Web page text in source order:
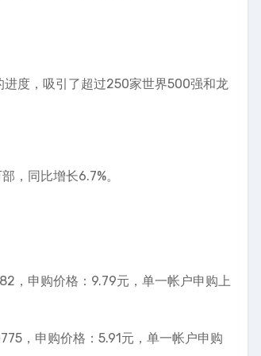
度，吸引了超过250家世界500强和龙
，同比增长6.7%。
，申购价格：9.79元，单一帐户申购上
，申购价格：5.91元，单一帐户申购